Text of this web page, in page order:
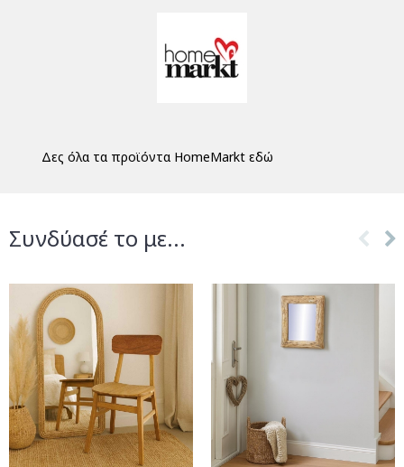
Δες όλα τα προϊόντα HomeMarkt εδώ
Συνδύασέ το με...